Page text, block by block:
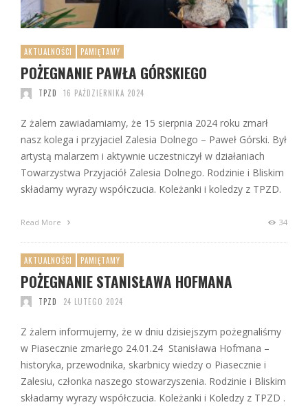
AKTUALNOŚCI PAMIĘTAMY
POŻEGNANIE PAWŁA GÓRSKIEGO
TPZD 16 PAŹDZIERNIKA 2024
Z żalem zawiadamiamy, że 15 sierpnia 2024 roku zmarł
nasz kolega i przyjaciel Zalesia Dolnego – Paweł Górski. Był
artystą malarzem i aktywnie uczestniczył w działaniach
Towarzystwa Przyjaciół Zalesia Dolnego. Rodzinie i Bliskim
składamy wyrazy współczucia. Koleżanki i koledzy z TPZD.
Read More 34
AKTUALNOŚCI PAMIĘTAMY
POŻEGNANIE STANISŁAWA HOFMANA
TPZD 24 LUTEGO 2024
Z żalem informujemy, że w dniu dzisiejszym pożegnaliśmy
w Piasecznie zmarłego 24.01.24 Stanisława Hofmana –
historyka, przewodnika, skarbnicy wiedzy o Piasecznie i
Zalesiu, członka naszego stowarzyszenia. Rodzinie i Bliskim
składamy wyrazy współczucia. Koleżanki i Koledzy z TPZD .